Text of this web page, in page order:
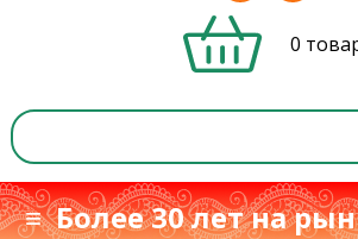
0
≡ Более 30 лет на